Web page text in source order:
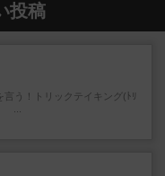
投稿
言う！トリックテイキング(ﾄﾘ
...